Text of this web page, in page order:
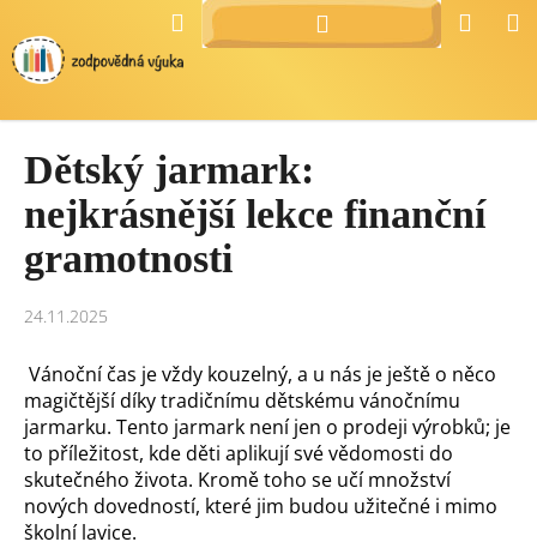
na
obsah
Hledat Přihlášení
Dětský jarmark:
nejkrásnější lekce finanční
gramotnosti
24.11.2025
Vánoční čas je vždy kouzelný, a u nás je ještě o něco
magičtější díky tradičnímu dětskému vánočnímu
jarmarku. Tento jarmark není jen o prodeji výrobků; je
to příležitost, kde děti aplikují své vědomosti do
skutečného života. Kromě toho se učí množství
nových dovedností, které jim budou užitečné i mimo
školní lavice.
o
Zpět
Zpět
C
o
p
o
t
ř
e
u
j
e
t
e
n